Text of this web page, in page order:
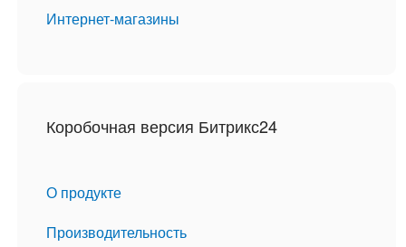
Интернет-магазины
Коробочная версия Битрикс24
О продукте
Производительность